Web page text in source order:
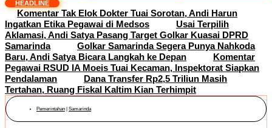
HEADLINE
Komentar Tak Elok Dokter Tuai Sorotan, Andi Harun
Ingatkan Etika Pegawai di Medsos
Usai Terpilih
Aklamasi, Andi Satya Pasang Target Golkar Kuasai DPRD
Samarinda
Golkar Samarinda Segera Punya Nahkoda
Baru, Andi Satya Bicara Langkah ke Depan
Komentar
Pegawai RSUD IA Moeis Tuai Kecaman, Inspektorat Siapkan
Pendalaman
Dana Transfer Rp2,5 Triliun Masih
Tertahan, Ruang Fiskal Kaltim Kian Terhimpit
Pemerintahan Samarinda